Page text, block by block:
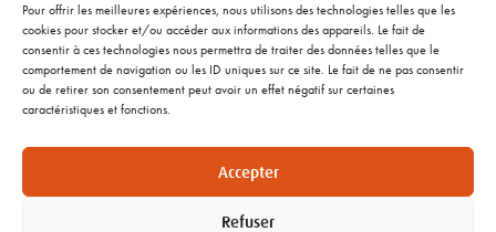
Pour offrir les meilleures expériences, nous utilisons des technologies telles que les
cookies pour stocker et/ou accéder aux informations des appareils. Le fait de
consentir à ces technologies nous permettra de traiter des données telles que le
comportement de navigation ou les ID uniques sur ce site. Le fait de ne pas consentir
ou de retirer son consentement peut avoir un effet négatif sur certaines
caractéristiques et fonctions.
Accepter
Refuser
Installateurs
Qui sommes nous ?
FAQ